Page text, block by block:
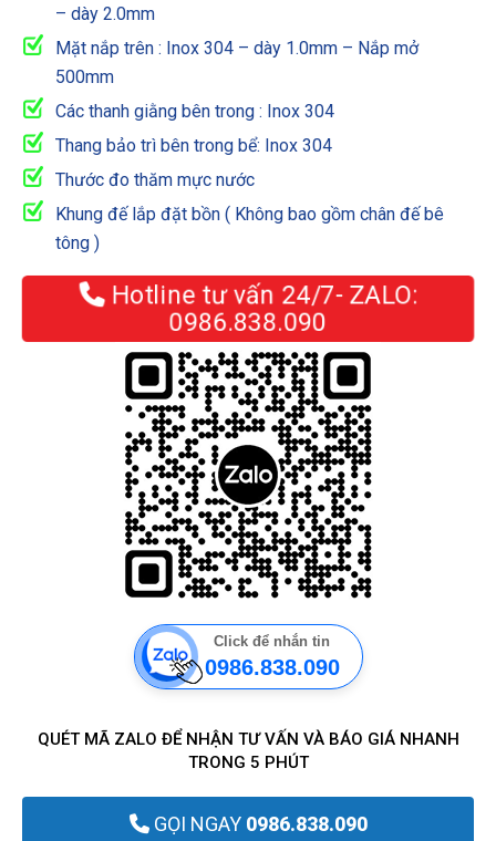
– dày 2.0mm
Mặt nắp trên : Inox 304 – dày 1.0mm – Nắp mở
500mm
Các thanh giằng bên trong : Inox 304
Thang bảo trì bên trong bể: Inox 304
Thước đo thăm mực nước
Khung đế lắp đặt bồn ( Không bao gồm chân đế bê
tông )
Hotline tư vấn 24/7- ZALO:
0986.838.090
Click để nhắn tin
0986.838.090
QUÉT MÃ ZALO ĐỂ NHẬN TƯ VẤN VÀ BÁO GIÁ NHANH
TRONG 5 PHÚT
GỌI NGAY0986.838.090